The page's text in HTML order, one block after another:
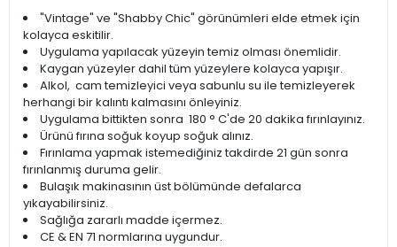
"Vintage" ve "Shabby Chic" görünümleri elde etmek için
kolayca eskitilir.
Uygulama yapılacak yüzeyin temiz olması önemlidir.
Kaygan yüzeyler dahil tüm yüzeylere kolayca yapışır.
Alkol, cam temizleyici veya sabunlu su ile temizleyerek
herhangi bir kalıntı kalmasını önleyiniz.
Uygulama bittikten sonra 180 ° C'de 20 dakika fırınlayınız.
Ürünü fırına soğuk koyup soğuk alınız.
Fırınlama yapmak istemediğiniz takdirde 21 gün sonra
fırınlanmış duruma gelir.
Bulaşık makinasının üst bölümünde defalarca
yıkayabilirsiniz.
Sağlığa zararlı madde içermez.
CE & EN 71 normlarına uygundur.